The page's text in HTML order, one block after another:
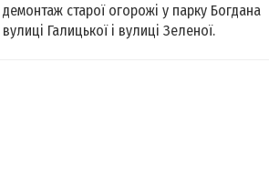
старої огорожі у парку Богдана
Галицької і вулиці Зеленої.